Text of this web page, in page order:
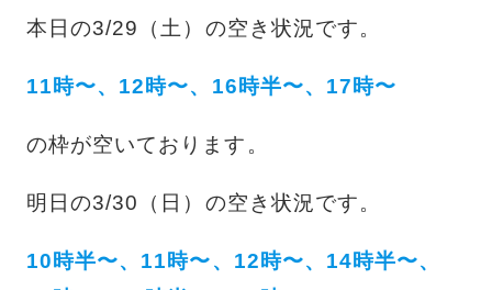
本日の3/29（土）の空き状況です。
11時〜、12時〜、16時半〜、17時〜
の枠が空いております。
明日の3/30（日）の空き状況です。
10時半〜、11時〜、12時〜、14時半〜、